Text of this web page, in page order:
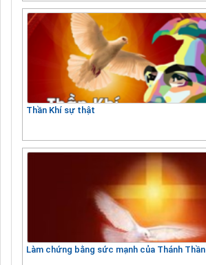
Thần Khí sự thật
Làm chứng bằng sức mạnh của Thánh Thần